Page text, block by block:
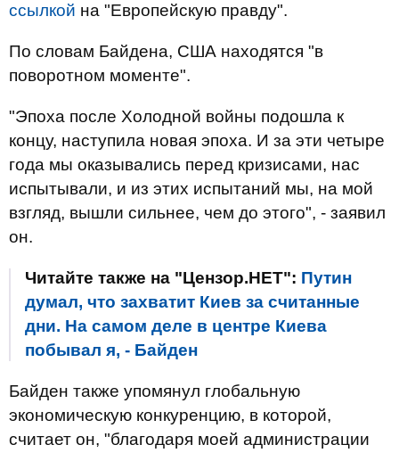
ссылкой на "Европейскую правду".
По словам Байдена, США находятся "в
поворотном моменте".
"Эпоха после Холодной войны подошла к
концу, наступила новая эпоха. И за эти четыре
года мы оказывались перед кризисами, нас
испытывали, и из этих испытаний мы, на мой
взгляд, вышли сильнее, чем до этого", - заявил
он.
Читайте также на "Цензор.НЕТ": Путин
думал, что захватит Киев за считанные
дни. На самом деле в центре Киева
побывал я, - Байден
Байден также упомянул глобальную
экономическую конкуренцию, в которой,
считает он, "благодаря моей администрации